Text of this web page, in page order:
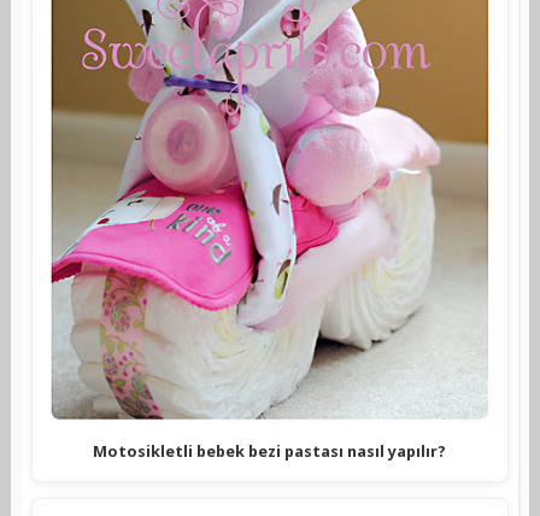
Motosikletli bebek bezi pastası nasıl yapılır?